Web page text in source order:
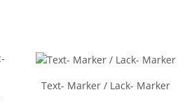
Text- Marker / Lack- Marker